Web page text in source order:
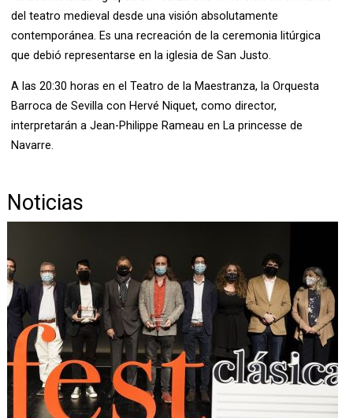
del teatro medieval desde una visión absolutamente
contemporánea. Es una recreación de la ceremonia litúrgica
que debió representarse en la iglesia de San Justo.
A las 20:30 horas en el Teatro de la Maestranza, la Orquesta
Barroca de Sevilla con Hervé Niquet, como director,
interpretarán a Jean-Philippe Rameau en La princesse de
Navarre.
Noticias